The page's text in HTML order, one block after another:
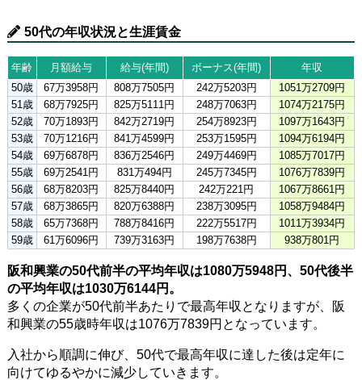
50代の年収状況と生涯賃金
年齢 月額給与 給与(年間) ボーナス(年間)
年収
50歳
67万3958円 808万7505円 242万5203円
1051万2709円
51歳
68万7925円 825万5111円 248万7063円
1074万2175円
52歳
70万1893円 842万2719円 254万8923円
1097万1643円
53歳
70万1216円 841万4599円 253万1595円
1094万6194円
54歳
69万6878円 836万2546円 249万4469円
1085万7017円
55歳
69万2541円 831万494円 245万7345円
1076万7839円
56歳
68万8203円 825万8440円 242万221円
1067万8661円
57歳
68万3865円 820万6388円 238万3095円
1058万9484円
58歳
65万7368円 788万8416円 222万5517円
1011万3934円
59歳
61万6096円 739万3163円 198万7638円 938万801円
阪和興業の50代前半の平均年収は1080万5948円、50代後半
の平均年収は1030万6144円。
多くの企業が50代前半あたりで最高年収となりますが、阪
和興業の55歳時年収は1076万7839円となっています。
入社から順調に伸び、50代で最高年収に達した後は定年に
向けてゆるやかに減少していきます。